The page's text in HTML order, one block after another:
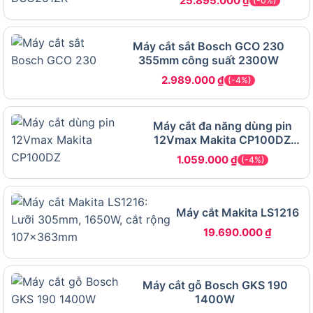
Thương hiệu
Mã sản phẩm
DZR-125
Loại máy
Máy cắt rãnh tường (hỗ trợ lắp tối đa
5 lưỡi)
Motor chổi than
Điện áp
220V đến 240V / 50Hz
Công suất
Tốc độ không
7000 vòng/phút
Đường kính lưỡi
cắt
125mm
Cắt sâu tối đa
30mm
máy
6.8 kg
Xuất xứ
Máy cắt sắt Bosch GCO 230
355mm công suất 2300W
2.989.000₫ (-4%)
Máy cắt đa năng dùng pin
12Vmax Makita CP100DZ
6mm
1.059.000₫ (-4%)
Máy cắt Makita LS1216
19.690.000₫
Máy cắt gỗ Bosch GKS 190
1400W